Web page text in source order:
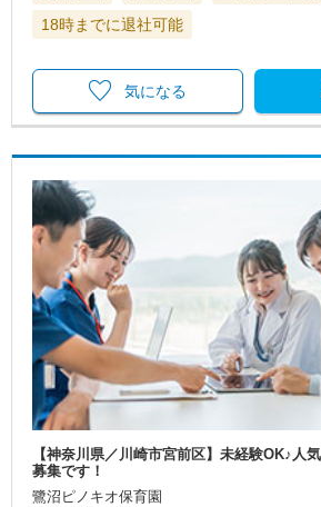
18時までに退社可能
気になる
【神奈川県／川崎市宮前区】未経験OK♪人
募集です！
鷺沼ピノキオ保育園